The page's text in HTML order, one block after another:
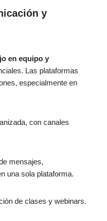
y
en equipo y
Las plataformas
especialmente en
con canales
mensajes,
una sola plataforma.
de clases y webinars.